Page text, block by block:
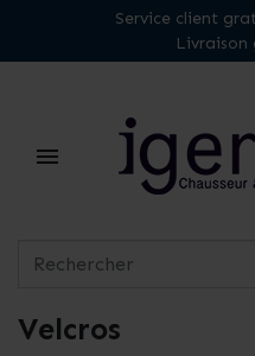
Service client

Velcros